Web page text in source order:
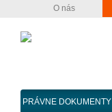
O nás
PRÁVNE DOKUMENTY